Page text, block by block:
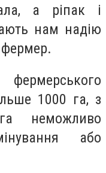
а ріпак і
нам надію
1000 га, з
неможливо
або